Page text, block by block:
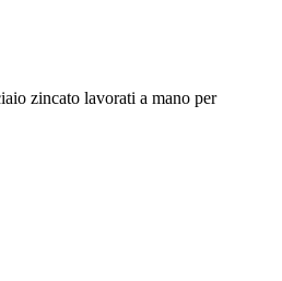
zincato lavorati a mano per